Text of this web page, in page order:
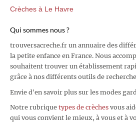
Crèches à Le Havre
Qui sommes nous ?
trouversacreche.fr un annuaire des
la petite enfance en France. Nous
souhaitent trouver un établissement
grâce à nos différents outils de
Envie d'en savoir plus sur les modes
Notre rubrique types de crèches vous
qui vous convient le mieux, à vous et à